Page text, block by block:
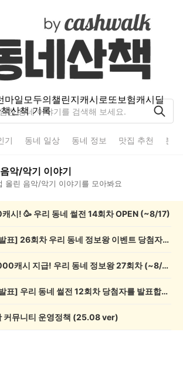
마일모두의챌린지캐시로또보험캐시딜
산책 기록
기 동네 일상 동네 정보 맛집 추천 분
음악/악기 이야기
올린 음악/악기 이야기를 모아봐요
시! 🥳 우리 동네 썰전 14회차 OPEN (~8/17)
💰[당첨자 발표] 26회차 우리 동네 정보왕 이벤트 당첨자를 발표합니다!
💸 전원 2,000캐시 지급! 우리 동네 정보왕 27회차 (~8/10)
💰[당첨자 발표] 우리 동네 썰전 12회차 당첨자를 발표합니다!
커뮤니티 운영정책 (25.08 ver)